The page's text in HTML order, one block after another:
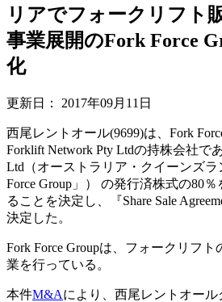
リアでフォークリフト
事業展開のFork Force
化
更新日： 2017年09月11日
西尾レントオール(9699)は、Fork
Forklift Network Pty Ltdの持株会社で
Ltd（オーストラリア・クイーンズ
Force Group」） の発行済株式の80
ることを決定し、『Share Sale
決定した。
Fork Force Groupは、フォークリフ
業を行っている。
本件M&Aにより、西尾レントオー